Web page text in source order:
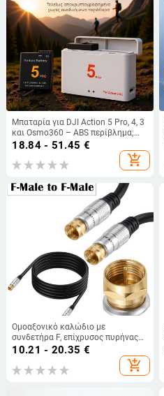
Μπαταρία για DJI Action 5 Pro, 4, 3
και Osmo360 – ABS περίβλημα;
περιλαμβάνει μπαταρία και
18.84 - 51.45 €
add_shopping_cart
Ομοαξονικό καλώδιο με
συνδετήρα F, επίχρυσος πυρήνας
από χαλκό, συμβατό με ψηφιακές
συσκευές, μοντέλο YR-2F-MM-50
10.21 - 20.35 €
add_shopping_cart